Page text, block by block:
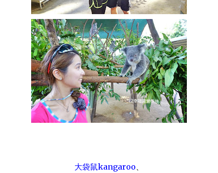
大袋鼠kangaroo、